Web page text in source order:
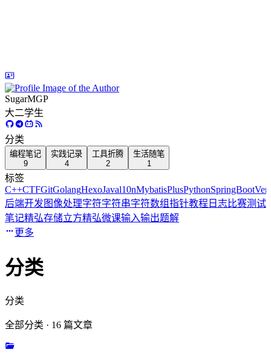
SugarMGP
大二学生
分类
编程笔记
9
实践记录
4
工具折腾
2
生活随笔
1
标签
C++CTFGitGolangHexoJaval10nMybatisPlusPythonSpringBoot
后端开发 图像处理字符字符串字符数组指针教程 日志比赛测试
笔记精弘存储立方精弘微课输入输出题解
更多
分类
分类
全部分类 · 16 篇文章